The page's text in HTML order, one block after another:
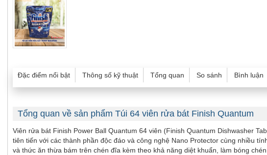
Đặc điểm nổi bật Thông số kỹ thuật Tổng quan So sánh Bình luận
Tổng quan về sản phẩm Túi 64 viên rửa bát Finish Quantum
Viên rửa bát Finish Power Ball Quantum 64 viên (Finish Quantum Dishwasher
tiên tiến với các thành phần độc đáo và công nghệ Nano Protector cùng nhiều
và thức ăn thừa bám trên chén đĩa kèm theo khả năng diệt khuẩn, làm bóng